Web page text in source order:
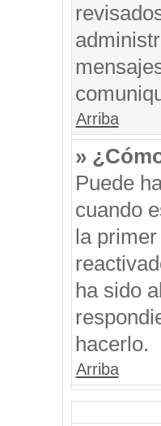
Arriba
»
Puede
cuando
la
ha sido
hacerlo.
Arriba